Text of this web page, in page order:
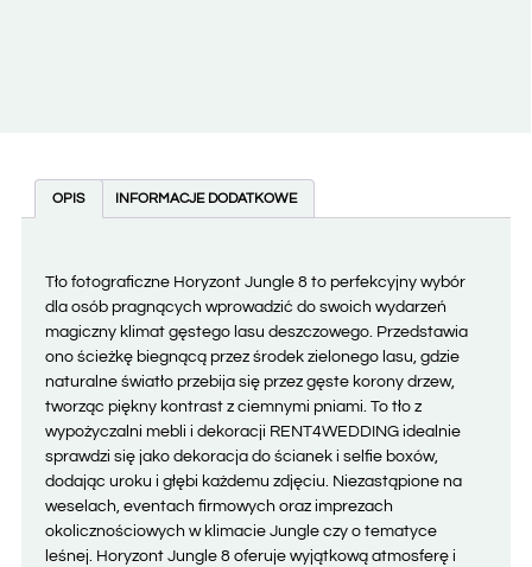
OPIS INFORMACJE DODATKOWE
Tło fotograficzne Horyzont Jungle 8 to perfekcyjny wybór
dla osób pragnących wprowadzić do swoich wydarzeń
magiczny klimat gęstego lasu deszczowego. Przedstawia
ono ścieżkę biegnącą przez środek zielonego lasu, gdzie
naturalne światło przebija się przez gęste korony drzew,
tworząc piękny kontrast z ciemnymi pniami. To tło z
wypożyczalni mebli i dekoracji RENT4WEDDING idealnie
sprawdzi się jako dekoracja do ścianek i selfie boxów,
dodając uroku i głębi każdemu zdjęciu. Niezastąpione na
weselach, eventach firmowych oraz imprezach
okolicznościowych w klimacie Jungle czy o tematyce
leśnej. Horyzont Jungle 8 oferuje wyjątkową atmosferę i